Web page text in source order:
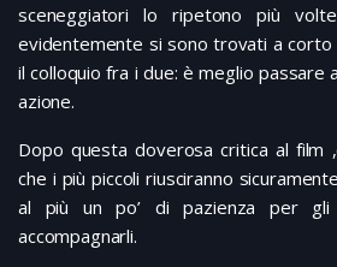
sceneggiatori lo ripetono più
evidentemente si sono trovati a corto
il colloquio fra i due: è meglio passare
azione.
Dopo questa doverosa critica al film
che i più piccoli riusciranno
al più un po’ di pazienza per gli
accompagnarli.